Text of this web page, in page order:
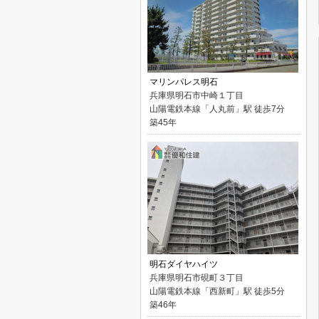
マリンパレス明石
兵庫県明石市中崎１丁目
山陽電鉄本線「人丸前」駅 徒歩7分
築45年
明石ダイヤハイツ
兵庫県明石市硯町３丁目
山陽電鉄本線「西新町」駅 徒歩5分
築46年